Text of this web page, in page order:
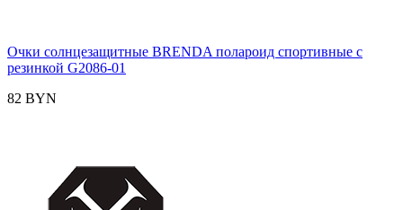
Очки солнцезащитные BRENDA полароид спортивные с
резинкой G2086-01
82 BYN